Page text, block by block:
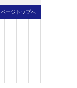
ページトップへ